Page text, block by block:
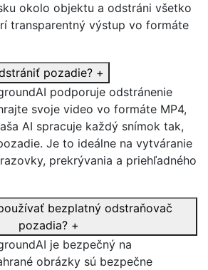
okolo objektu a odstráni všetko
transparentný výstup vo formáte
pozadie? +
podporuje odstránenie
svoje video vo formáte MP4,
AI spracuje každý snímok tak,
Je to ideálne na vytváranie
prekrývania a priehľadného
bezplatný odstraňovač
pozadia? +
je bezpečný na
obrázky sú bezpečne